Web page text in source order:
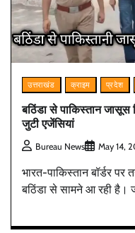
उत्तराखंड क्राइम प्रदेश
बठिंडा से पाकिस्तान जासूस
जुटी एजेंसियां
Bureau News May 14,
भारत-पाकिस्तान बॉर्डर
बठिंडा से सामने आ रही है।